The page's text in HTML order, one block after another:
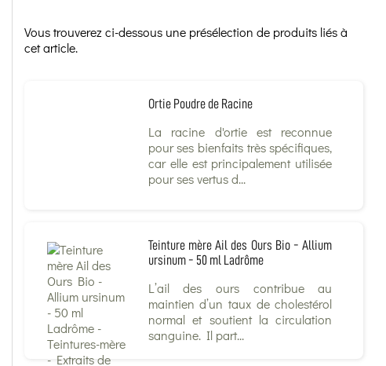
Vous trouverez ci-dessous une présélection de produits liés à
cet article.
Ortie Poudre de Racine
La racine d'ortie est reconnue
pour ses bienfaits très spécifiques,
car elle est principalement utilisée
pour ses vertus d...
Teinture mère Ail des Ours Bio - Allium
ursinum - 50 ml Ladrôme
L’ail des ours contribue au
maintien d’un taux de cholestérol
normal et soutient la circulation
sanguine. Il part...